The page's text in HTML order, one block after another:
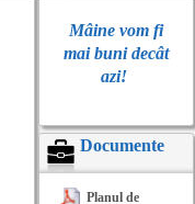
Mâine vom fi
mai buni decât
azi!
Documente
Planul de